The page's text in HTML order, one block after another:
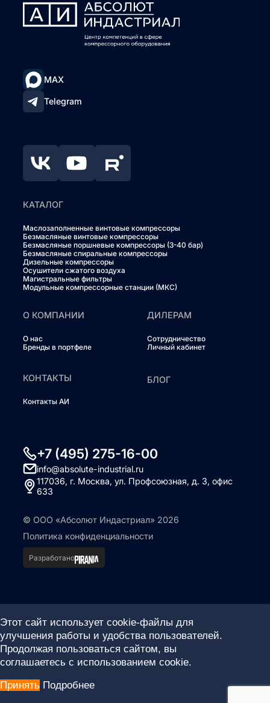
MAX
Telegram
КАТАЛОГ
Маслозаполненные винтовые компрессоры
Безмасляные винтовые компрессоры
Безмасляные поршневые компрессоры (3-40 бар)
Безмасляные спиральные компрессоры
Дизельные компрессоры
Осушители сжатого воздуха
Магистральные фильтры
Модульные компрессорные станции (МКС)
О КОМПАНИИ
О нас
Бренды в портфеле
ДИЛЕРАМ
Сотрудничество
Личный кабинет
КОНТАКТЫ
Контакты АИ
БЛОГ
+7 (495) 275-16-00
info@absolute-industrial.ru
117036, г. Москва, ул. Профсоюзная, д. 3, офис
633
© ООО «Абсолют Индастриал» 2026
Политика конфиденциальности
Разработано
Этот сайт использует cookie-файлы для
улучшения работы и удобства пользователей.
Продолжая пользоваться сайтом, вы
соглашаетесь с использованием cookie.
Принять Подробнее